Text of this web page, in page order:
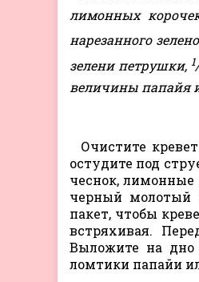
лимонных
нарезанного
зелени петрушки, 1/
величины папайя
Очистите
остудите под
чеснок, лимонные
черный молотый
пакет, чтобы
встряхивая.
Выложите на
ломтики папайи